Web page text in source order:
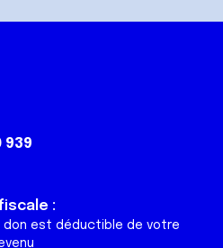
939
:
don est déductible de votre